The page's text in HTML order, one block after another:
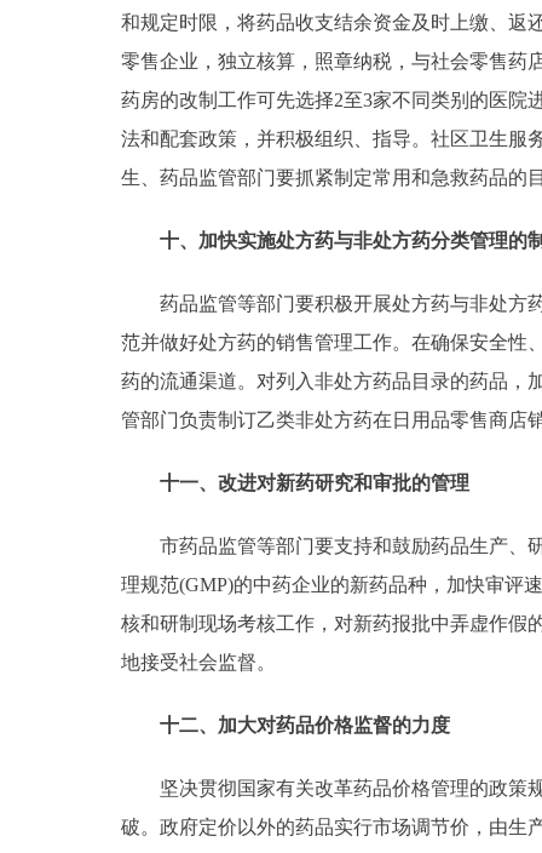
和规定时限，将药品收支结余资金及时上缴、返
零售企业，独立核算，照章纳税，与社会零售药
药房的改制工作可先选择2至3家不同类别的医
法和配套政策，并积极组织、指导。社区卫生服
生、药品监管部门要抓紧制定常用和急救药品的
十、加快实施处方药与非处方药分类管理的
药品监管等部门要积极开展处方药与非处方药
范并做好处方药的销售管理工作。在确保安全性
药的流通渠道。对列入非处方药品目录的药品，
管部门负责制订乙类非处方药在日用品零售商店
十一、改进对新药研究和审批的管理
市药品监管等部门要支持和鼓励药品生产、研
理规范(GMP)的中药企业的新药品种，加快审评
核和研制现场考核工作，对新药报批中弄虚作假
地接受社会监督。
十二、加大对药品价格监督的力度
坚决贯彻国家有关改革药品价格管理的政策规
破。政府定价以外的药品实行市场调节价，由生